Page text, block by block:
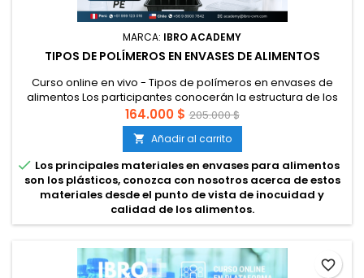
MARCA: IBRO ACADEMY
TIPOS DE POLÍMEROS EN ENVASES DE ALIMENTOS
Curso online en vivo - Tipos de polímeros en envases de
alimentos Los participantes conocerán la estructura de los
polímeros que se usan en envases de alimentos,
considerando requisitos legales, requisitos de normas GFSI y
los riesgos hacia los alimentos. Se revisará la química
básica, propiedades y forma de uso de los materiales
plásticos, desde la...
164.000 $ 205.000 $
 Añadir al carrito
 Los principales materiales en envases para alimentos
son los plásticos, conozca con nosotros acerca de estos
materiales desde el punto de vista de inocuidad y
calidad de los alimentos.
favorite_border